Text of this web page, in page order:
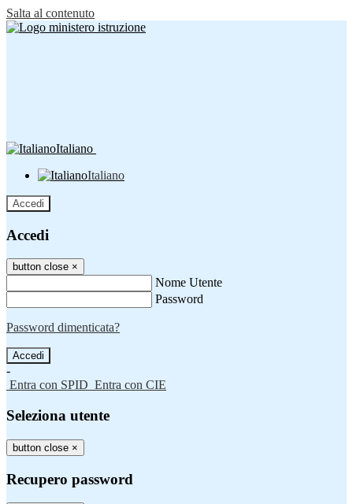
Salta al contenuto
Italiano
Italiano
Accedi
Accedi
button close ×
Nome Utente
Password
Password dimenticata?
-
Entra con SPID Entra con CIE
Seleziona utente
button close ×
Recupero password